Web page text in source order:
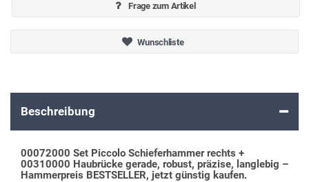
Frage zum Artikel
Wunschliste
Beschreibung
00072000 Set Piccolo Schieferhammer rechts +
00310000 Haubrücke gerade, robust, präzise, langlebig –
Hammerpreis BESTSELLER, jetzt günstig kaufen.